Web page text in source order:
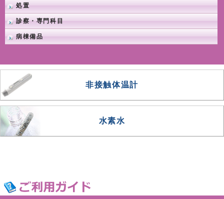
処置
診察・専門科目
病棟備品
非接触体温計
水素水